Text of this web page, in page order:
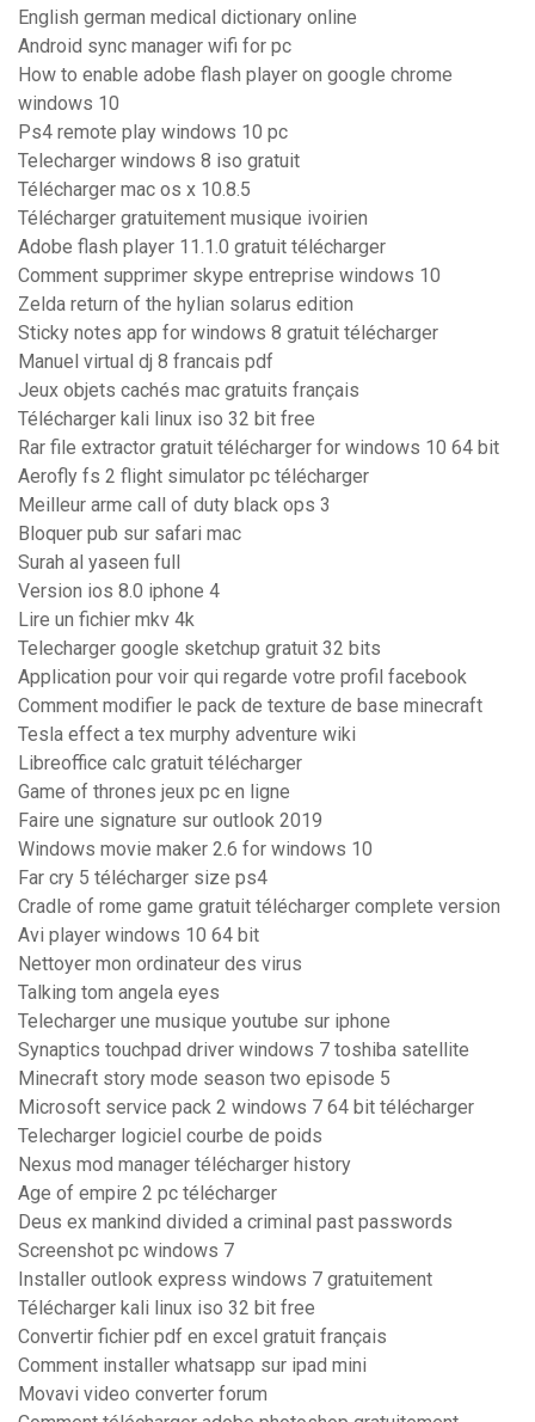
English german medical dictionary online
Android sync manager wifi for pc
How to enable adobe flash player on google chrome
windows 10
Ps4 remote play windows 10 pc
Telecharger windows 8 iso gratuit
Télécharger mac os x 10.8.5
Télécharger gratuitement musique ivoirien
Adobe flash player 11.1.0 gratuit télécharger
Comment supprimer skype entreprise windows 10
Zelda return of the hylian solarus edition
Sticky notes app for windows 8 gratuit télécharger
Manuel virtual dj 8 francais pdf
Jeux objets cachés mac gratuits français
Télécharger kali linux iso 32 bit free
Rar file extractor gratuit télécharger for windows 10 64 bit
Aerofly fs 2 flight simulator pc télécharger
Meilleur arme call of duty black ops 3
Bloquer pub sur safari mac
Surah al yaseen full
Version ios 8.0 iphone 4
Lire un fichier mkv 4k
Telecharger google sketchup gratuit 32 bits
Application pour voir qui regarde votre profil facebook
Comment modifier le pack de texture de base minecraft
Tesla effect a tex murphy adventure wiki
Libreoffice calc gratuit télécharger
Game of thrones jeux pc en ligne
Faire une signature sur outlook 2019
Windows movie maker 2.6 for windows 10
Far cry 5 télécharger size ps4
Cradle of rome game gratuit télécharger complete version
Avi player windows 10 64 bit
Nettoyer mon ordinateur des virus
Talking tom angela eyes
Telecharger une musique youtube sur iphone
Synaptics touchpad driver windows 7 toshiba satellite
Minecraft story mode season two episode 5
Microsoft service pack 2 windows 7 64 bit télécharger
Telecharger logiciel courbe de poids
Nexus mod manager télécharger history
Age of empire 2 pc télécharger
Deus ex mankind divided a criminal past passwords
Screenshot pc windows 7
Installer outlook express windows 7 gratuitement
Télécharger kali linux iso 32 bit free
Convertir fichier pdf en excel gratuit français
Comment installer whatsapp sur ipad mini
Movavi video converter forum